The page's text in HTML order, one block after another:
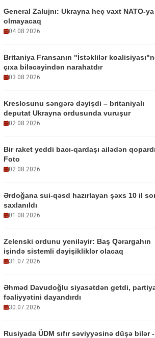
General Zalujnı: Ukrayna heç vaxt NATO-
olmayacaq
04.08.2026
Britaniya Fransanın "İstəklilər
çıxa biləcəyindən narahatdır
03.08.2026
Kreslosunu səngərə dəyişdi – britaniyalı
deputat Ukrayna ordusunda vuruşur
02.08.2026
Bir raket yeddi bacı-qardaşı ailədən
Foto
02.08.2026
Ərdoğana sui-qəsd hazırlayan şəxs 10 il
saxlanıldı
01.08.2026
Zelenski ordunu yeniləyir: Baş Qərargahın
işində sistemli dəyişikliklər olacaq
31.07.2026
Əhməd Davudoğlu siyasətdən getdi,
fəaliyyətini dayandırdı
30.07.2026
Rusiyada ÜDM sıfır səviyyəsinə düşə bilər -